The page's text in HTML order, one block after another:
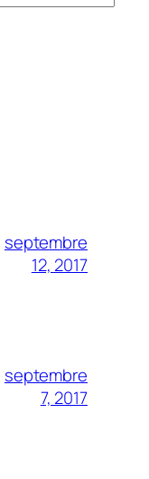
septembre
12, 2017
septembre
7, 2017